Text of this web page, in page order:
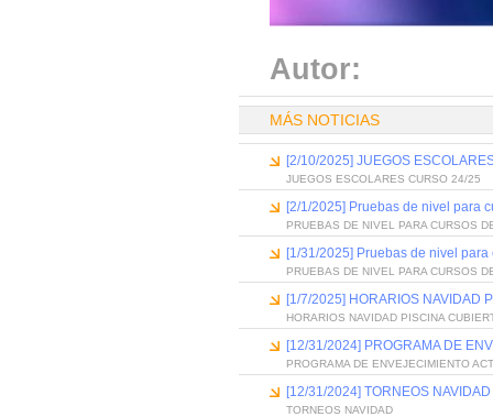
Autor:
MÁS NOTICIAS
[2/10/2025] JUEGOS
JUEGOS ESCOLARES CURSO 24/25
[2/1/2025] Pruebas de nivel para
PRUEBAS DE NIVEL PARA CURSOS
[1/31/2025] Pruebas de nivel
PRUEBAS DE NIVEL PARA CURSOS
[1/7/2025] HORARIOS NAVIDAD
HORARIOS NAVIDAD PISCINA
[12/31/2024] PROGRAMA DE
PROGRAMA DE ENVEJECIMIENTO
[12/31/2024] TORNEOS NAVIDAD
TORNEOS NAVIDAD